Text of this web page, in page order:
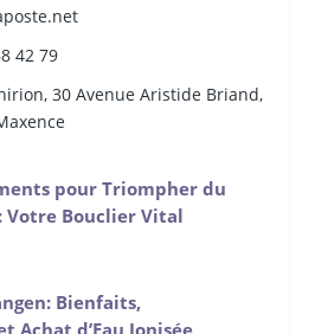
42 79
30 Avenue Aristide Briand,
pour Triompher du
Votre Bouclier Vital
Bienfaits,
Achat d’Eau Ionisée